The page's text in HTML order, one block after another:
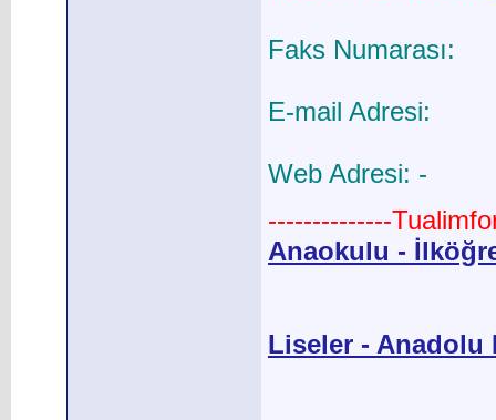
Faks Numarası:
E-mail Adresi:
Web Adresi: -
--------------
Anaokulu -
Liseler - Anadolu